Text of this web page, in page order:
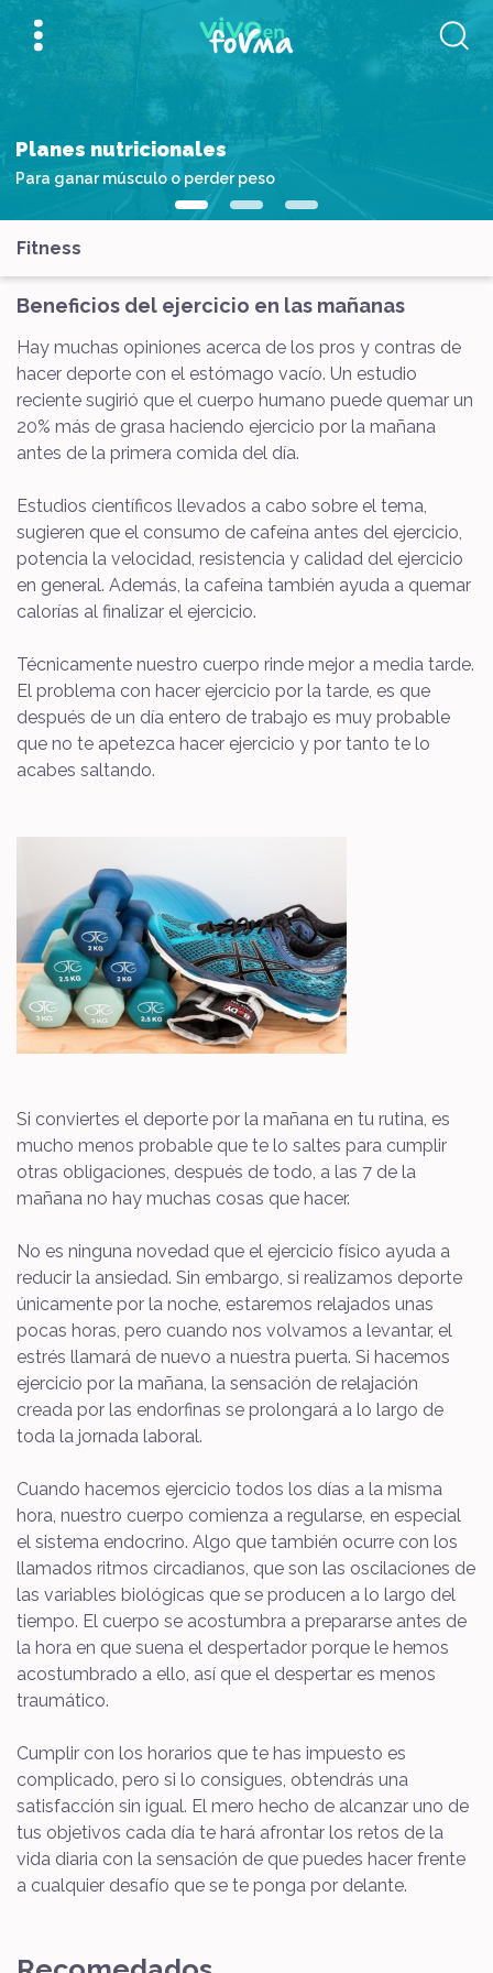
Planes nutricionales
Para ganar músculo o perder peso
Fitness
Beneficios del ejercicio en las mañanas
Hay muchas opiniones acerca de los pros y contras de
hacer deporte con el estómago vacío. Un estudio
reciente sugirió que el cuerpo humano puede quemar un
20% más de grasa haciendo ejercicio por la mañana
antes de la primera comida del día.
Estudios científicos llevados a cabo sobre el tema,
sugieren que el consumo de cafeína antes del ejercicio,
potencia la velocidad, resistencia y calidad del ejercicio
en general. Además, la cafeína también ayuda a quemar
calorías al finalizar el ejercicio.
Técnicamente nuestro cuerpo rinde mejor a media tarde.
El problema con hacer ejercicio por la tarde, es que
después de un día entero de trabajo es muy probable
que no te apetezca hacer ejercicio y por tanto te lo
acabes saltando.
Si conviertes el deporte por la mañana en tu rutina, es
mucho menos probable que te lo saltes para cumplir
otras obligaciones, después de todo, a las 7 de la
mañana no hay muchas cosas que hacer.
No es ninguna novedad que el ejercicio físico ayuda a
reducir la ansiedad. Sin embargo, si realizamos deporte
únicamente por la noche, estaremos relajados unas
pocas horas, pero cuando nos volvamos a levantar, el
estrés llamará de nuevo a nuestra puerta. Si hacemos
ejercicio por la mañana, la sensación de relajación
creada por las endorfinas se prolongará a lo largo de
toda la jornada laboral.
Cuando hacemos ejercicio todos los días a la misma
hora, nuestro cuerpo comienza a regularse, en especial
el sistema endocrino. Algo que también ocurre con los
llamados ritmos circadianos, que son las oscilaciones de
las variables biológicas que se producen a lo largo del
tiempo. El cuerpo se acostumbra a prepararse antes de
la hora en que suena el despertador porque le hemos
acostumbrado a ello, así que el despertar es menos
traumático.
Cumplir con los horarios que te has impuesto es
complicado, pero si lo consigues, obtendrás una
satisfacción sin igual. El mero hecho de alcanzar uno de
tus objetivos cada día te hará afrontar los retos de la
vida diaria con la sensación de que puedes hacer frente
a cualquier desafío que se te ponga por delante.